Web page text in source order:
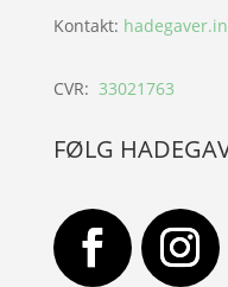
Kontakt:
CVR: 33021763
FØLG